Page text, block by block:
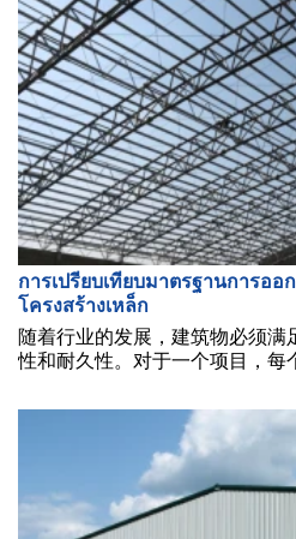
การเปรียบเทียบมาตรฐานการอ
โครงสร้างเหล็ก
随着行业的发展，建筑物必须满
性和耐久性。对于一个项目，每